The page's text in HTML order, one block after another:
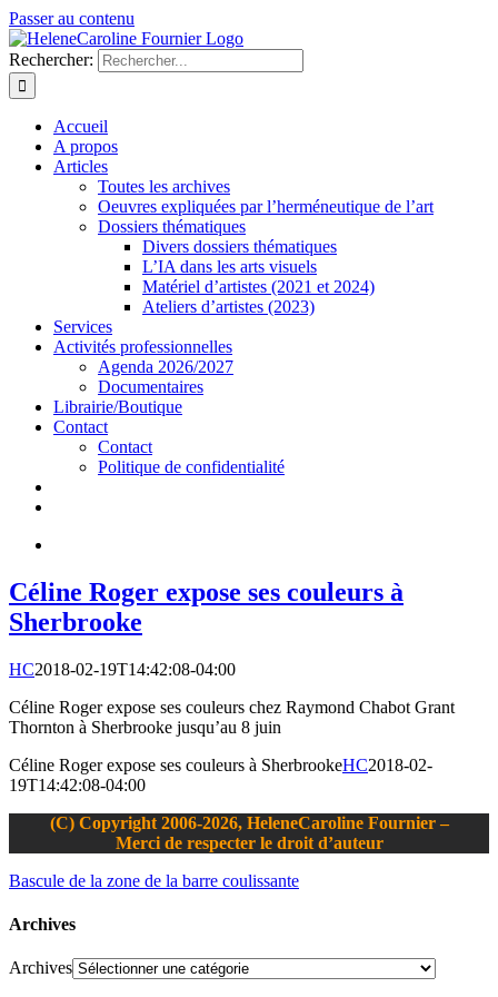
Passer au contenu
Rechercher:
Accueil
A propos
Articles
Toutes les archives
Oeuvres expliquées par l’herméneutique de l’art
Dossiers thématiques
Divers dossiers thématiques
L’IA dans les arts visuels
Matériel d’artistes (2021 et 2024)
Ateliers d’artistes (2023)
Services
Activités professionnelles
Agenda 2026/2027
Documentaires
Librairie/Boutique
Contact
Contact
Politique de confidentialité
Céline Roger expose ses couleurs à
Sherbrooke
HC2018-02-19T14:42:08-04:00
Céline Roger expose ses couleurs chez Raymond Chabot Grant
Thornton à Sherbrooke jusqu’au 8 juin
Céline Roger expose ses couleurs à SherbrookeHC2018-02-
19T14:42:08-04:00
(C) Copyright 2006-2026, HeleneCaroline Fournier –
Merci de respecter le droit d’auteur
Bascule de la zone de la barre coulissante
Archives
Archives